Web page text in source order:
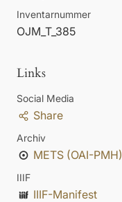
Inventarnummer
OJM_T_385
Links
Social Media
Share
Archiv
METS (OAI-PMH)
IIIF
IIIF-Manifest